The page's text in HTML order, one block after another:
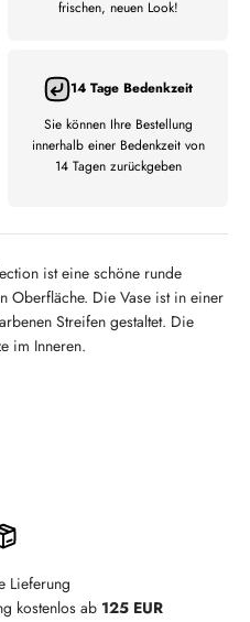
frischen, neuen Look!
14 Tage Bedenkzeit
Sie können Ihre Bestellung
innerhalb einer Bedenkzeit von
14 Tagen zurückgeben
ist eine schöne runde
Oberfläche. Die Vase ist in einer
Streifen gestaltet. Die
im Inneren.
Lieferung
kostenlos ab 125 EUR